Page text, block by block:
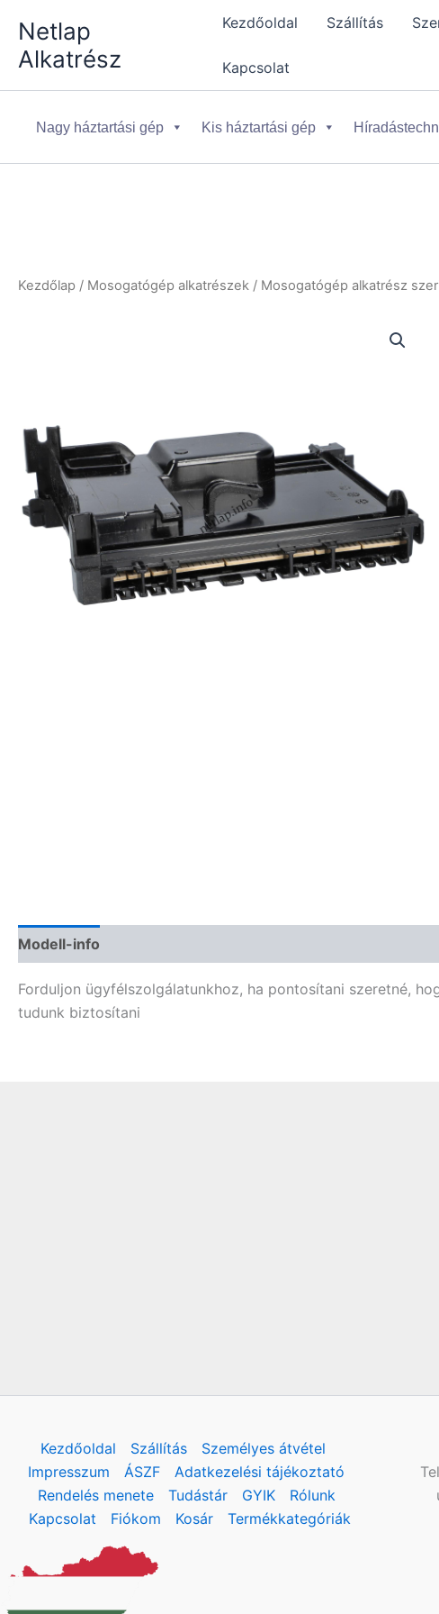
content
Netlap
Alkatrész
Kezdőoldal Szállítás
Kapcsolat
Nagy háztartási gép Kis háztartási gép
Kezdőlap / Mosogatógép alkatrészek / Mosogatógép alkatrész
Modell-info
Forduljon ügyfélszolgálatunkhoz, ha pontosítani szeretné,
tudunk biztosítani
Kezdőoldal Szállítás
Személyes átvétel
Impresszum
ÁSZF
Adatkezelési tájékoztató
Rendelés menete
Tudástár GYIK
Rólunk
Kapcsolat
Fiókom Kosár Termékkategóriák